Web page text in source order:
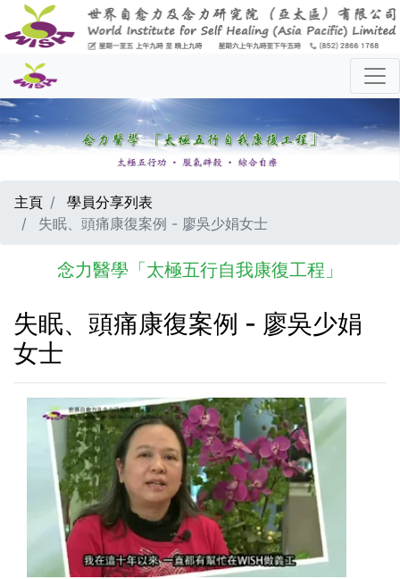
主頁
學員分享列表
失眠、頭痛康復案例 - 廖吳少娟女士
念力醫學「太極五行自我康復工程」
失眠、頭痛康復案例 - 廖吳少娟
女士